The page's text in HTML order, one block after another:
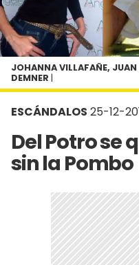
ESCÁNDALOS 25-12-
Del Potro se
sin la Pombo
JOHANNA VILLAFAÑE,
DEMNER |